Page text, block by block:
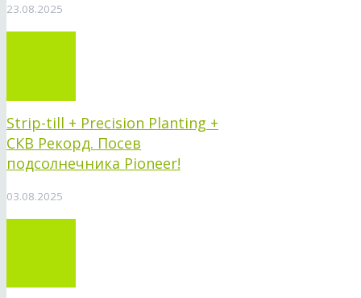
23.08.2025
Strip-till + Precision Planting +
СКВ Рекорд. Посев
подсолнечника Pioneer!
03.08.2025